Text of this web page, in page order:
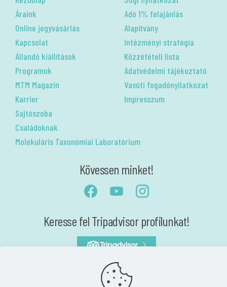
Áraink
Online jegyvásárlás
Kapcsolat
Állandó kiállítások
Programok
MTM Magazin
Karrier
Sajtószoba
Családoknak
Molekuláris Taxonómiai Laboratórium
Adó 1% felajánlás
Alapítvány
Intézményi stratégia
Közzétételi lista
Adatvédelmi tájékoztató
Vasúti fogadónyilatkozat
Impresszum
Kövessen minket!
Keresse fel Tripadvisor profilunkat!
Akadálymentesítési nyilatkozat